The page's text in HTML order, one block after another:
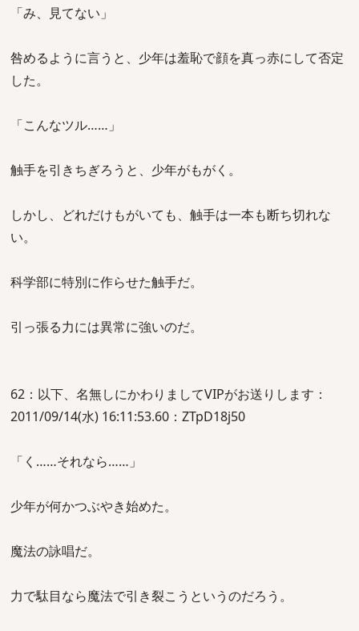
「み、見てない」
咎めるように言うと、少年は羞恥で顔を真っ赤にして否定
した。
「こんなツル……」
触手を引きちぎろうと、少年がもがく。
しかし、どれだけもがいても、触手は一本も断ち切れな
い。
科学部に特別に作らせた触手だ。
引っ張る力には異常に強いのだ。
62：以下、名無しにかわりましてVIPがお送りします：
2011/09/14(水) 16:11:53.60：ZTpD18j50
「く……それなら……」
少年が何かつぶやき始めた。
魔法の詠唱だ。
力で駄目なら魔法で引き裂こうというのだろう。